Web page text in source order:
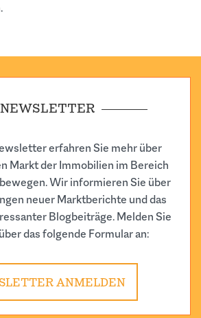
NEWSLETTER
erfahren Sie mehr über
Markt der Immobilien im Bereich
Wir informieren Sie über
neuer Marktberichte und das
Blogbeiträge. Melden Sie
das folgende Formular an:
ANMELDEN